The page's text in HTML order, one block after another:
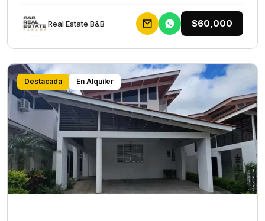
Rеаl Еstаtе В&В $60,000
Destacada En Alquiler